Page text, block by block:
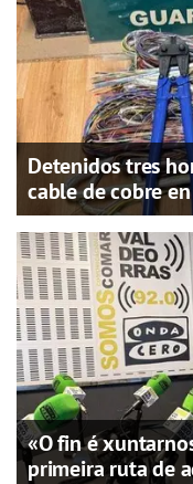
Detenidos tres
cable de cobre
«O fin é
primeira ruta de